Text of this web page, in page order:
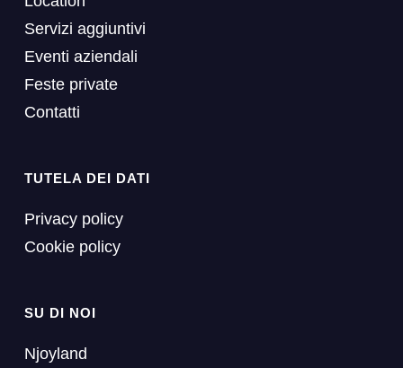
Servizi aggiuntivi
Eventi aziendali
Feste private
Contatti
TUTELA DEI DATI
Privacy policy
Cookie policy
SU DI NOI
Njoyland